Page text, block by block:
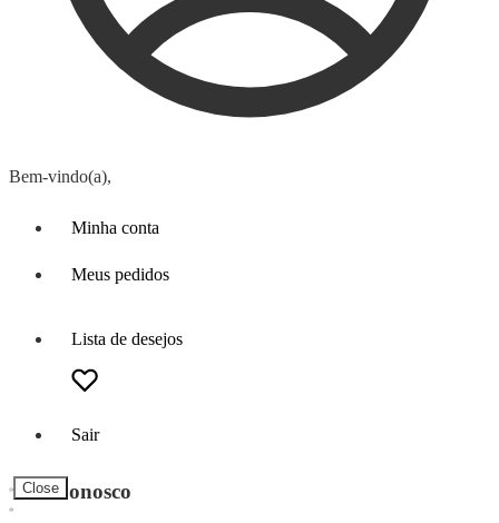
Bem-vindo(a),
Minha conta
Meus pedidos
Lista de desejos
Sair
Close
Fale Conosco